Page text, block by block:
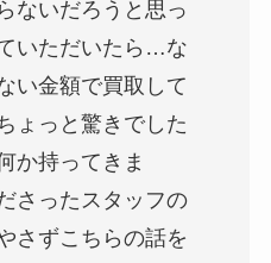
ないだろうと思っ
いただいたら…な
い金額で買取して
ょっと驚きでした
か持ってきま
さったスタッフの
さずこちらの話を